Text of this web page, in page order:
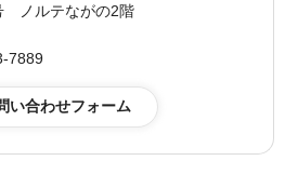
ノルテながの2階
7889